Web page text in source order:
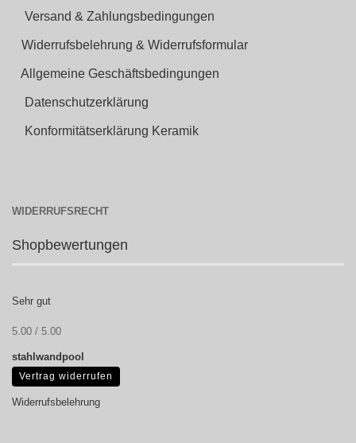
Versand & Zahlungsbedingungen
Widerrufsbelehrung & Widerrufsformular
Allgemeine Geschäftsbedingungen
Datenschutzerklärung
Konformitätserklärung Keramik
WIDERRUFSRECHT
Shopbewertungen
Sehr gut
5.00 / 5.00
stahlwandpool
Vertrag widerrufen
Widerrufsbelehrung